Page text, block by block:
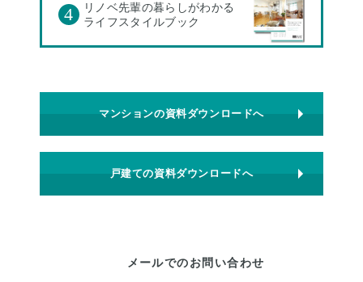
4
リノベ先輩の暮らしがわかる
ライフスタイルブック
マンションの資料ダウンロードへ
戸建ての資料ダウンロードへ
メールでのお問い合わせ